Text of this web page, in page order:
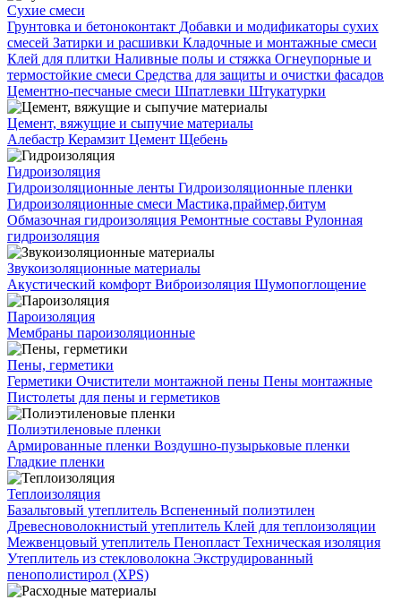
Сухие смеси
Грунтовка и бетоноконтакт Добавки и модификаторы сухих
смесей Затирки и расшивки Кладочные и монтажные смеси
Клей для плитки Наливные полы и стяжка Огнеупорные и
термостойкие смеси Средства для защиты и очистки фасадов
Цементно-песчаные смеси Шпатлевки Штукатурки
Цемент, вяжущие и сыпучие материалы
Алебастр Керамзит Цемент Щебень
Гидроизоляция
Гидроизоляционные ленты Гидроизоляционные пленки
Гидроизоляционные смеси Мастика,праймер,битум
Обмазочная гидроизоляция Ремонтные составы Рулонная
гидроизоляция
Звукоизоляционные материалы
Акустический комфорт Виброизоляция Шумопоглощение
Пароизоляция
Мембраны пароизоляционные
Пены, герметики
Герметики Очистители монтажной пены Пены монтажные
Пистолеты для пены и герметиков
Полиэтиленовые пленки
Армированные пленки Воздушно-пузырьковые пленки
Гладкие пленки
Теплоизоляция
Базальтовый утеплитель Вспененный полиэтилен
Древесноволокнистый утеплитель Клей для теплоизоляции
Межвенцовый утеплитель Пенопласт Техническая изоляция
Утеплитель из стекловолокна Экструдированный
пенополистирол (XPS)